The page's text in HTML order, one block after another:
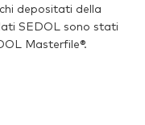
depositati della
SEDOL sono stati
Masterfile®.